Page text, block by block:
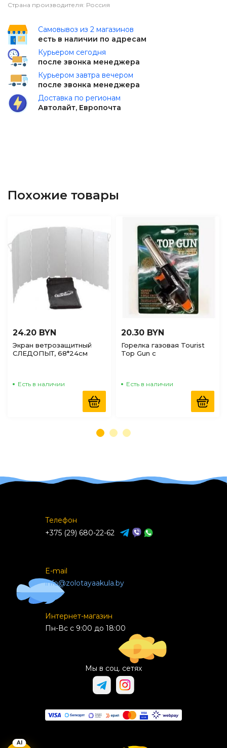
Страна производителя: Россия
Самовывоз из 2 магазинов
есть в наличии по адресам
Курьером сегодня
после звонка менеджера
Курьером завтра вечером
после звонка менеджера
Доставка по регионам
Автолайт, Европочта
Похожие товары
24.20 BYN
Экран ветрозащитный
СЛЕДОПЫТ, 68*24см
Есть в наличии
20.30 BYN
Горелка газовая Tourist
Top Gun с
Есть в наличии
Телефон
+375 (29) 680-22-62
E-mail
info@zolotayaakula.by
Интернет-магазин
Пн-Вс с 9:00 до 18:00
Мы в соц. сетях